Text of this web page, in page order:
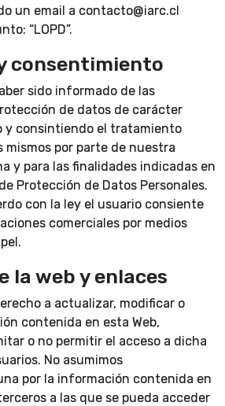
un email a contacto@iarc.cl
“LOPD”.
consentimiento
sido informado de las
de datos de carácter
y consintiendo el tratamiento
mismos por parte de nuestra
y para las finalidades indicadas en
Protección de Datos Personales.
con la ley el usuario consiente
comerciales por medios
la web y enlaces
a actualizar, modificar o
contenida en esta Web,
o no permitir el acceso a dicha
No asumimos
por la información contenida en
a las que se pueda acceder